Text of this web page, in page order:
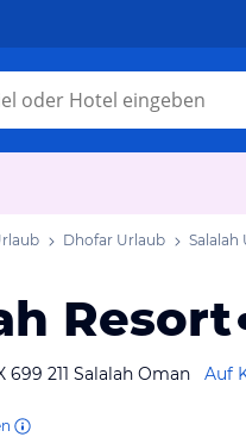
Dhofar Urlaub Salalah
Resort
211 Salalah Oman Auf